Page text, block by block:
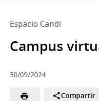
Espacio Candi
Campus
30/09/2024
Compartir